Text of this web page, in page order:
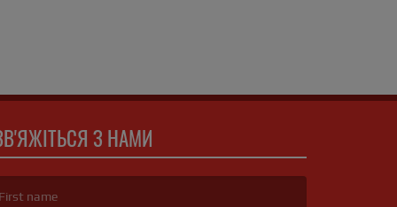
З НАМИ